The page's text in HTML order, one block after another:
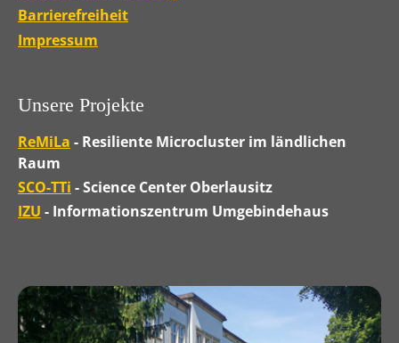
Barrierefreiheit
Impressum
Unsere Projekte
ReMiLa - Resiliente Microcluster im ländlichen
Raum
SCO-TTi - Science Center Oberlausitz
IZU - Informationszentrum Umgebindehaus